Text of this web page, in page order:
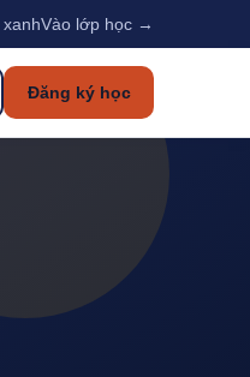
Vào lớp học →
Đăng ký học